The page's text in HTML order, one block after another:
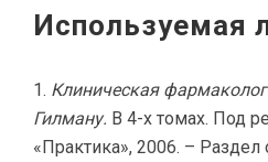
Используемая
Клиническая
Гилману. В 4-х томах. Под
«Практика», 2006. –